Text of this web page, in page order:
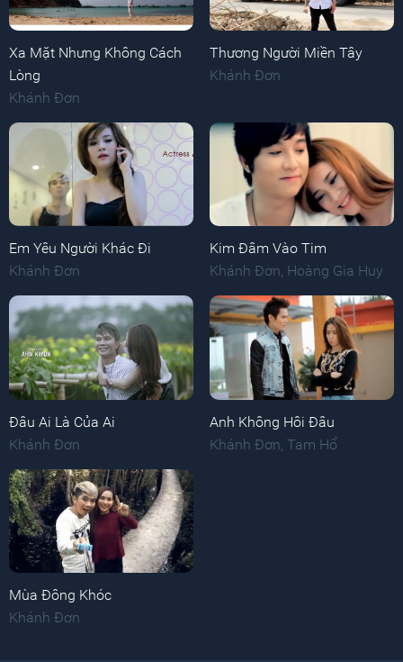
Xa Mặt Nhưng Không Cách
Lòng
Khánh Đơn
Thương Người Miền Tây
Khánh Đơn
Em Yêu Người Khác Đi
Khánh Đơn
Kim Đâm Vào Tim
Khánh Đơn, Hoàng Gia Huy
Đâu Ai Là Của Ai
Khánh Đơn
Anh Không Hôi Đâu
Khánh Đơn Tam Hổ
Mùa Đông Khóc
Khánh Đơn